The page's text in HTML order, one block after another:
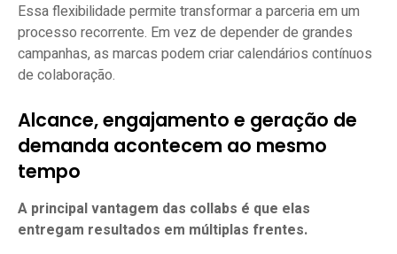
Essa flexibilidade permite transformar a parceria em um
processo recorrente. Em vez de depender de grandes
campanhas, as marcas podem criar calendários contínuos
de colaboração.
Alcance, engajamento e geração de
demanda acontecem ao mesmo
tempo
A principal vantagem das collabs é que elas
entregam resultados em múltiplas frentes.